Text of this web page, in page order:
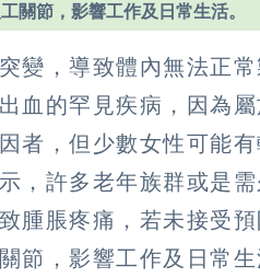
關節，影響工作及日常生活。
變，導致體內無法正
血的罕見疾病，因為
者，但少數女性可能
，許多老年族群或是
腫脹疼痛，若未接受
節，影響工作及日常生